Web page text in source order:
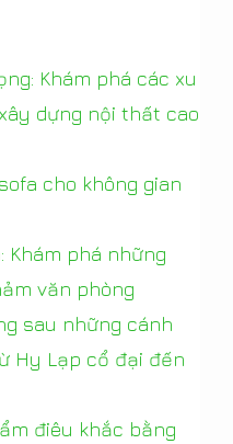
Khám phá các xu
dựng nội thất cao
cho không gian
Khám phá những
văn phòng
sau những cánh
Hy Lạp cổ đại đến
điêu khắc bằng